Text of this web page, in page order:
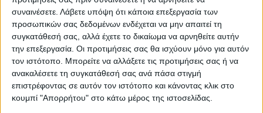
συναινέσετε. Λάβετε υπόψη ότι κάποια επεξεργασία των
προσωπικών σας δεδομένων ενδέχεται να μην απαιτεί τη
συγκατάθεσή σας, αλλά έχετε το δικαίωμα να αρνηθείτε αυτήν
την επεξεργασία. Οι προτιμήσεις σας θα ισχύουν μόνο για αυτόν
τον ιστότοπο. Μπορείτε να αλλάξετε τις προτιμήσεις σας ή να
ανακαλέσετε τη συγκατάθεσή σας ανά πάσα στιγμή
επιστρέφοντας σε αυτόν τον ιστότοπο και κάνοντας κλικ στο
κουμπί "Απορρήτου" στο κάτω μέρος της ιστοσελίδας.